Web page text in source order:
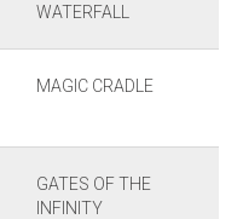
WATERFALL
MAGIC CRADLE
GATES OF THE
INFINITY